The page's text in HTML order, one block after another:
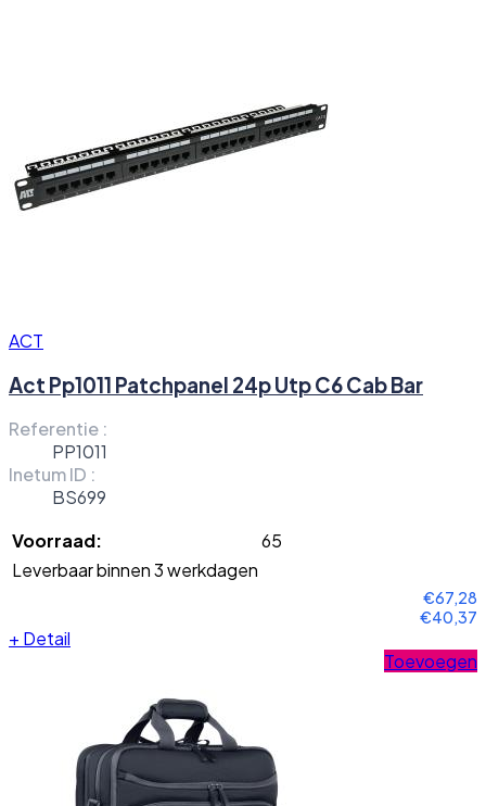
ACT
Act Pp1011 Patchpanel 24p Utp C6 Cab Bar
Referentie :
PP1011
Inetum ID :
BS699
Voorraad:
65
Leverbaar binnen 3 werkdagen
€67,28
€40,37
+ Detail
Toevoegen